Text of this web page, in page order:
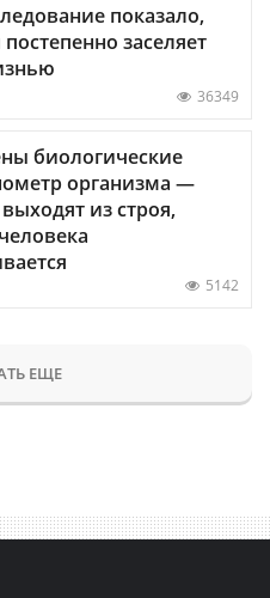
показало,
заселяет
36349
биологические
организма —
из строя,
5142
ЕЩЕ